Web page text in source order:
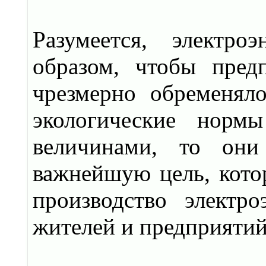
Разумеется,
образом, чтобы
чрезмерно
экологические
величинами, то
важнейшую цель,
производство
жителей и